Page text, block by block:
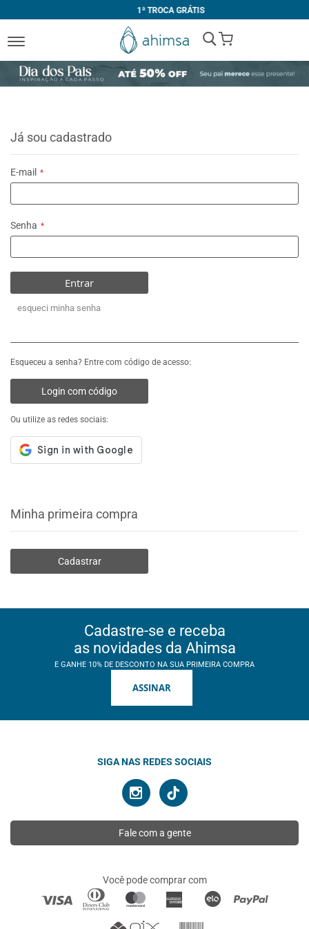
1ª TROCA GRÁTIS
My Cart
Já sou cadastrado
E-mail
Senha
Entrar
esqueci minha senha
Esqueceu a senha? Entre com código de acesso:
Login com código
Ou utilize as redes sociais:
Minha primeira compra
Cadastrar
Cadastre-se e receba
as novidades da Ahimsa
E GANHE 10% DE DESCONTO NA SUA PRIMEIRA COMPRA
ASSINAR
SIGA NAS REDES SOCIAIS
Fale com a gente
Você pode comprar com